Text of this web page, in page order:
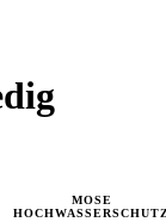
MOSE